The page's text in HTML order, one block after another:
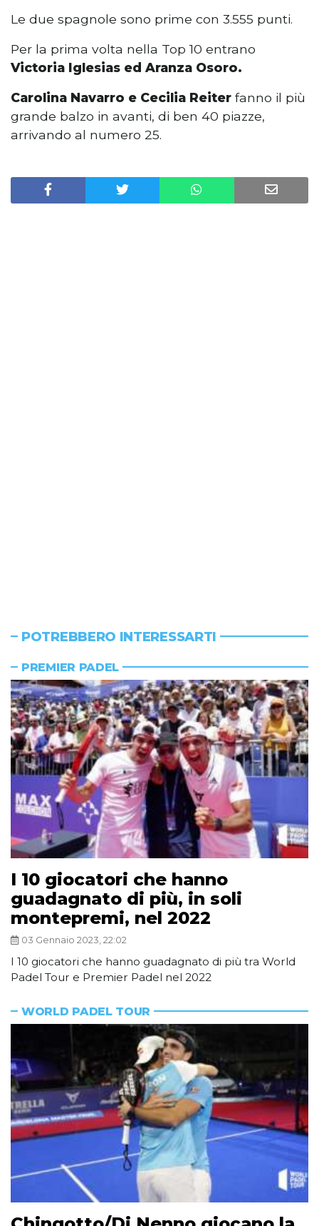
Le due spagnole sono prime con 3.555 punti.
Per la prima volta nella Top 10 entrano
Victoria Iglesias ed Aranza Osoro.
Carolina Navarro e Cecilia Reiter fanno il più
grande balzo in avanti, di ben 40 piazze,
arrivando al numero 25.
POTREBBERO INTERESSARTI
PREMIER PADEL
I 10 giocatori che hanno
guadagnato di più, in soli
montepremi, nel 2022
03 Gennaio 2023, 22:02
I 10 giocatori che hanno guadagnato di più tra World
Padel Tour e Premier Padel nel 2022
WORLD PADEL TOUR